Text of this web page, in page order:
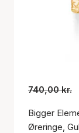
740,00 kr.
Bigger
Øreringe,